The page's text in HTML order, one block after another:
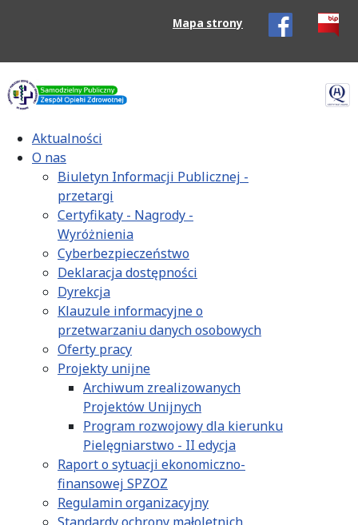
Mapa strony
Aktualności
O nas
Biuletyn Informacji Publicznej -
przetargi
Certyfikaty - Nagrody -
Wyróżnienia
Cyberbezpieczeństwo
Deklaracja dostępności
Dyrekcja
Klauzule informacyjne o
przetwarzaniu danych osobowych
Oferty pracy
Projekty unijne
Archiwum zrealizowanych
Projektów Unijnych
Program rozwojowy dla kierunku
Pielęgniarstwo - II edycja
Raport o sytuacji ekonomiczno-
finansowej SPZOZ
Regulamin organizacyjny